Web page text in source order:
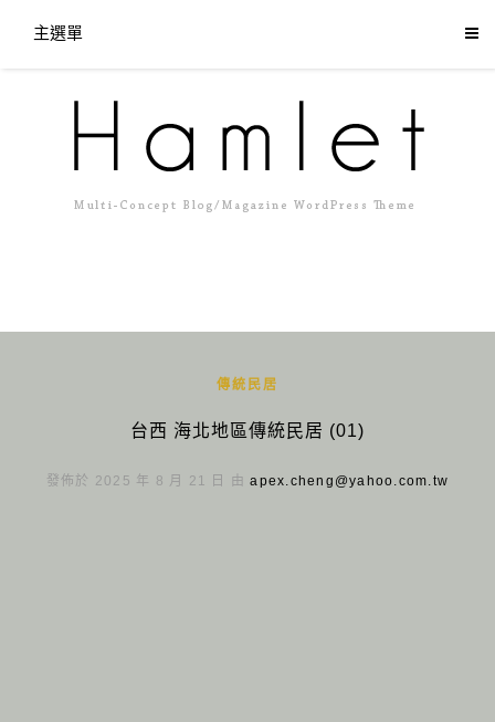
主選單
傳統民居
台西 海北地區傳統民居 (01)
發佈於 2025 年 8 月 21 日 由apex.cheng@yahoo.com.tw